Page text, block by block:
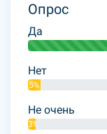
Опрос
Да
Нет
5%
Не очень
3%